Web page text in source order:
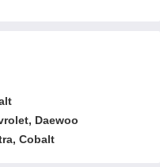
Daewoo
Cobalt